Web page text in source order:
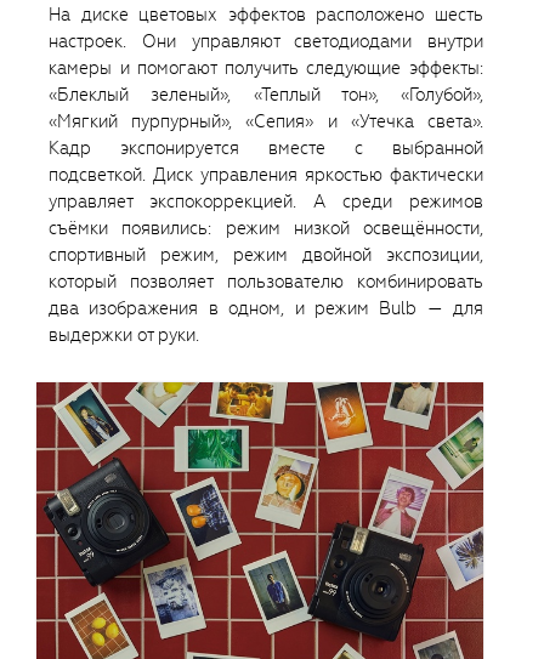
На диске цветовых эффектов расположено шесть
настроек. Они управляют светодиодами внутри
камеры и помогают получить следующие эффекты:
«Блеклый зеленый», «Теплый тон», «Голубой»,
«Мягкий пурпурный», «Сепия» и «Утечка света».
Кадр экспонируется вместе с выбранной
подсветкой. Диск управления яркостью фактически
управляет экспокоррекцией. А среди режимов
съёмки появились: режим низкой освещённости,
спортивный режим, режим двойной экспозиции,
который позволяет пользователю комбинировать
два изображения в одном, и режим Bulb — для
выдержки от руки.